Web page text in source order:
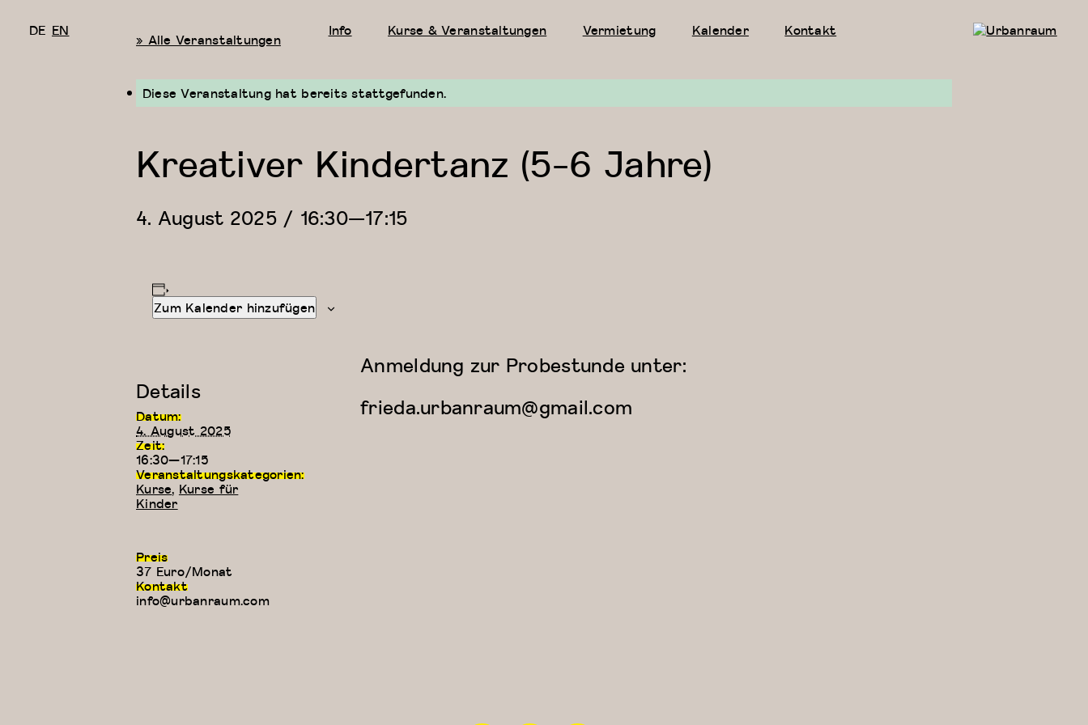
Info Kurse & Veranstaltungen Vermietung Kalender Kontakt
DE EN « Alle Veranstaltungen
Diese Veranstaltung hat bereits stattgefunden.
Kreativer Kindertanz (5-6 Jahre)
4. August 2025 / 16:30—17:15
Anmeldung zur Probestunde unter:
frieda.urbanraum@gmail.com
Zum Kalender hinzufügen
Details
Datum:
4. August 2025
Zeit:
16:30—17:15
Veranstaltungskategorien:
Kurse, Kurse für
Kinder
Preis
37 Euro/Monat
Kontakt
info@urbanraum.com